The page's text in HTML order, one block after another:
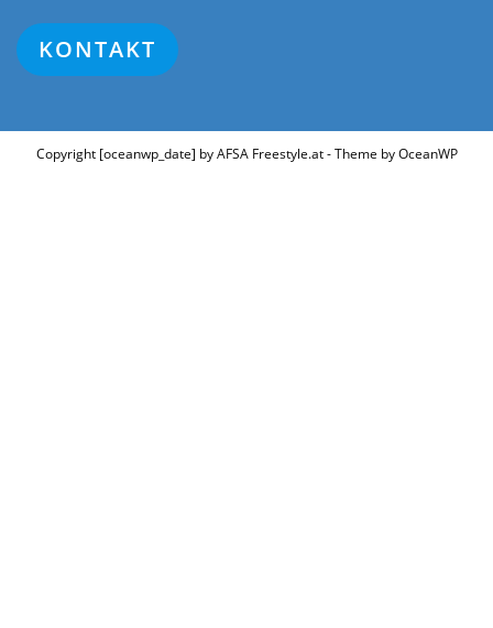
KONTAKT
Copyright [oceanwp_date] by AFSA Freestyle.at - Theme by OceanWP